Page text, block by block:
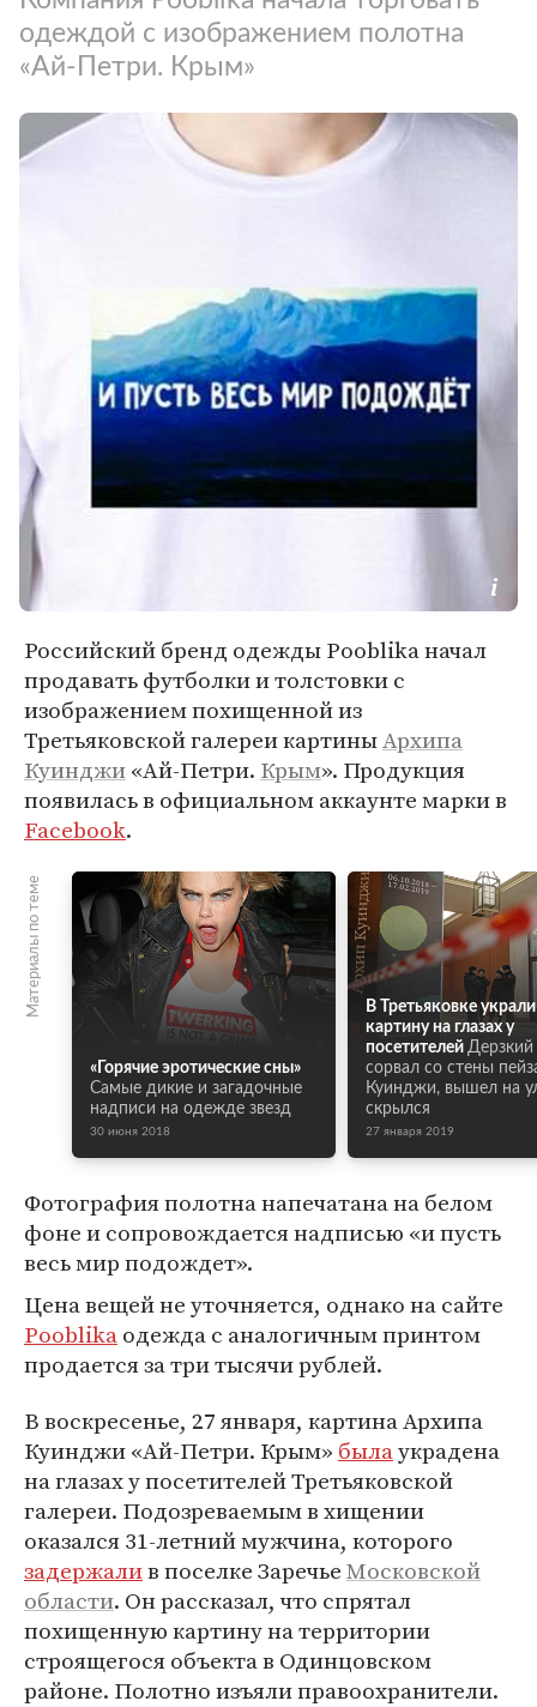
одеждой с изображением полотна
«Ай-Петри. Крым»
Российский бренд одежды Pooblika начал
продавать футболки и толстовки с
изображением похищенной из
Третьяковской галереи картиныАрхипа
Куинджи«Ай-Петри. Крым». Продукция
появилась в официальном аккаунте марки в
Facebook.
Материалы по теме
«Горячие эротические сны»
Самые дикие и загадочные
надписи на одежде звезд
30 июня 2018
В Третьяковке украли
картину на глазах у
посетителей Дерзкий
сорвал со стены
Куинджи, вышел на
скрылся
27 января 2019
Фотография полотна напечатана на белом
фоне и сопровождается надписью «и пусть
весь мир подождет».
Цена вещей не уточняется, однако на сайте
Pooblikaодежда с аналогичным принтом
продается за три тысячи рублей.
В воскресенье, 27 января, картина Архипа
Куинджи «Ай-Петри. Крым» былаукрадена
на глазах у посетителей Третьяковской
галереи. Подозреваемым в хищении
оказался 31-летний мужчина, которого
задержалив поселке ЗаречьеМосковской
области. Он рассказал, что спрятал
похищенную картину на территории
строящегося объекта в Одинцовском
районе. Полотно изъяли правоохранители.